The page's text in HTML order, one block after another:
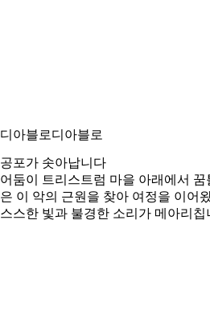
디아블로디아블로
공포가 솟아납니다
어둠이 트리스트럼 마을 아래에서
은 이 악의 근원을 찾아 여정을 이어
스스한 빛과 불경한 소리가 메아리